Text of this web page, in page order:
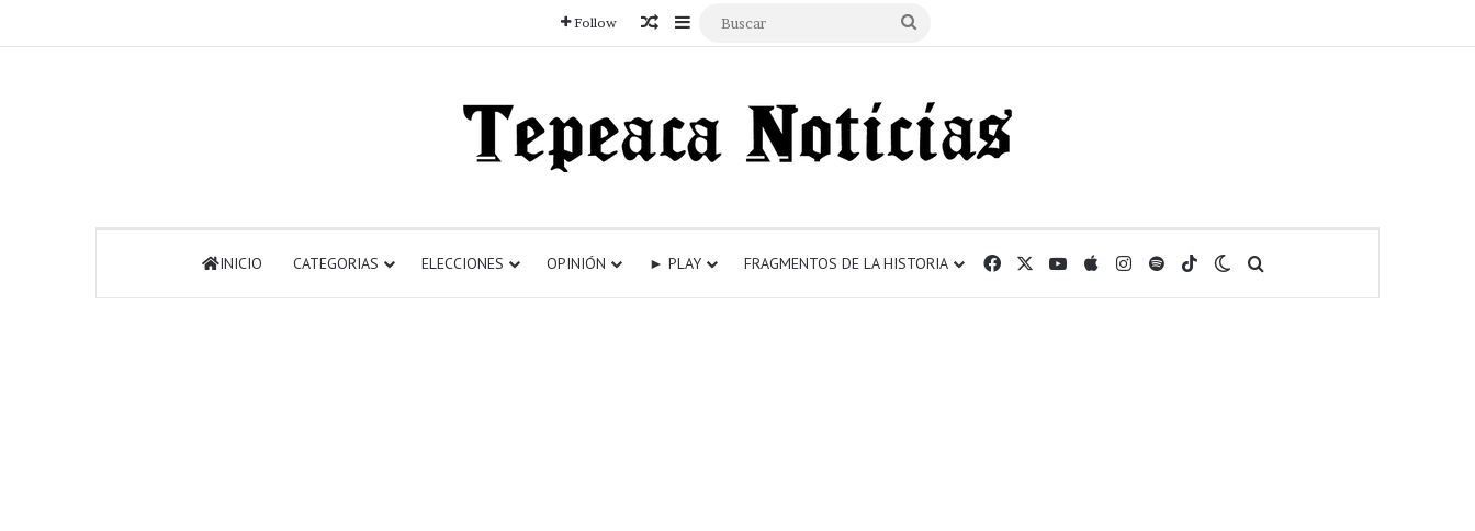
Follow Articulo aleatorio
Sidebar
INICIO CATEGORIAS ELECCIONES OPINIÓN ► PLAY FRAGMENTOS DE LA HISTORIA FacebookYouTube
AppleInstagram
SpotifyTikTokSwitch skin